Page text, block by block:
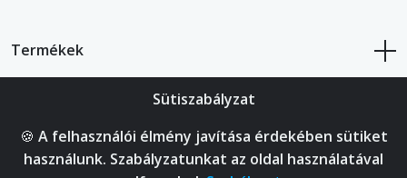
Termékek
Fiókod
Sütiszabályzat
🍪 A felhasználói élmény javítása érdekében sütiket
használunk. Szabályzatunkat az oldal használatával